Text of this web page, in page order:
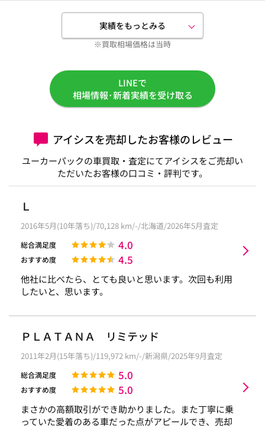
実績をもっとみる
※買取相場価格は当時
LINEで
相場情報･新着実績を受け取る
アイシスを売却したお客様のレビュー
ユーカーパックの車買取・査定にてアイシスをご売却い
ただいたお客様の口コミ・評判です。
Ｌ
2016年5月(10年落ち)/70,128 km/-/北海道/2026年5月査定
総合満足度 4.0
おすすめ度 4.5
他社に比べたら、とても良いと思います。次回も利用
したいと、思います。
ＰＬＡＴＡＮＡ リミテッド
2011年2月(15年落ち)/119,972 km/-/新潟県/2025年9月査定
総合満足度 5.0
おすすめ度 5.0
まさかの高額取引ができ助かりました。また丁寧に乗
っていた愛着のある車だった点がアピールでき、売却